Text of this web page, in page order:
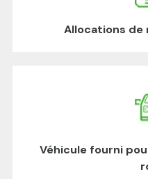
Allocations de
Véhicule fourni